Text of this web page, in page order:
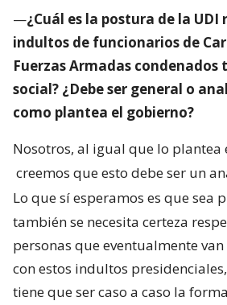
—¿Cuál es la postura de la UDI
indultos de funcionarios de
Fuerzas Armadas condenados
social? ¿Debe ser general o
como plantea el gobierno?
Nosotros, al igual que lo plantea
creemos que esto debe ser un
Lo que sí esperamos es que sea
también se necesita certeza
personas que eventualmente
con estos indultos
tiene que ser caso a caso la